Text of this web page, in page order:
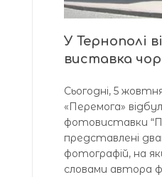
У Тернополі
виставка
Сьогодні, 5
«Перемога»
фотовиставки
представлені
фотографій, на
словами автора